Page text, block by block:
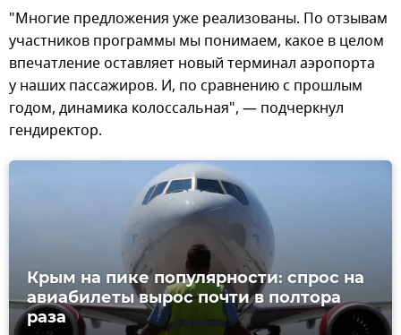
"Многие предложения уже реализованы. По отзывам
участников программы мы понимаем, какое в целом
впечатление оставляет новый терминал аэропорта
у наших пассажиров. И, по сравнению с прошлым
годом, динамика колоссальная", — подчеркнул
гендиректор.
Крым на пике популярности: спрос на
авиабилеты вырос почти в полтора
раза